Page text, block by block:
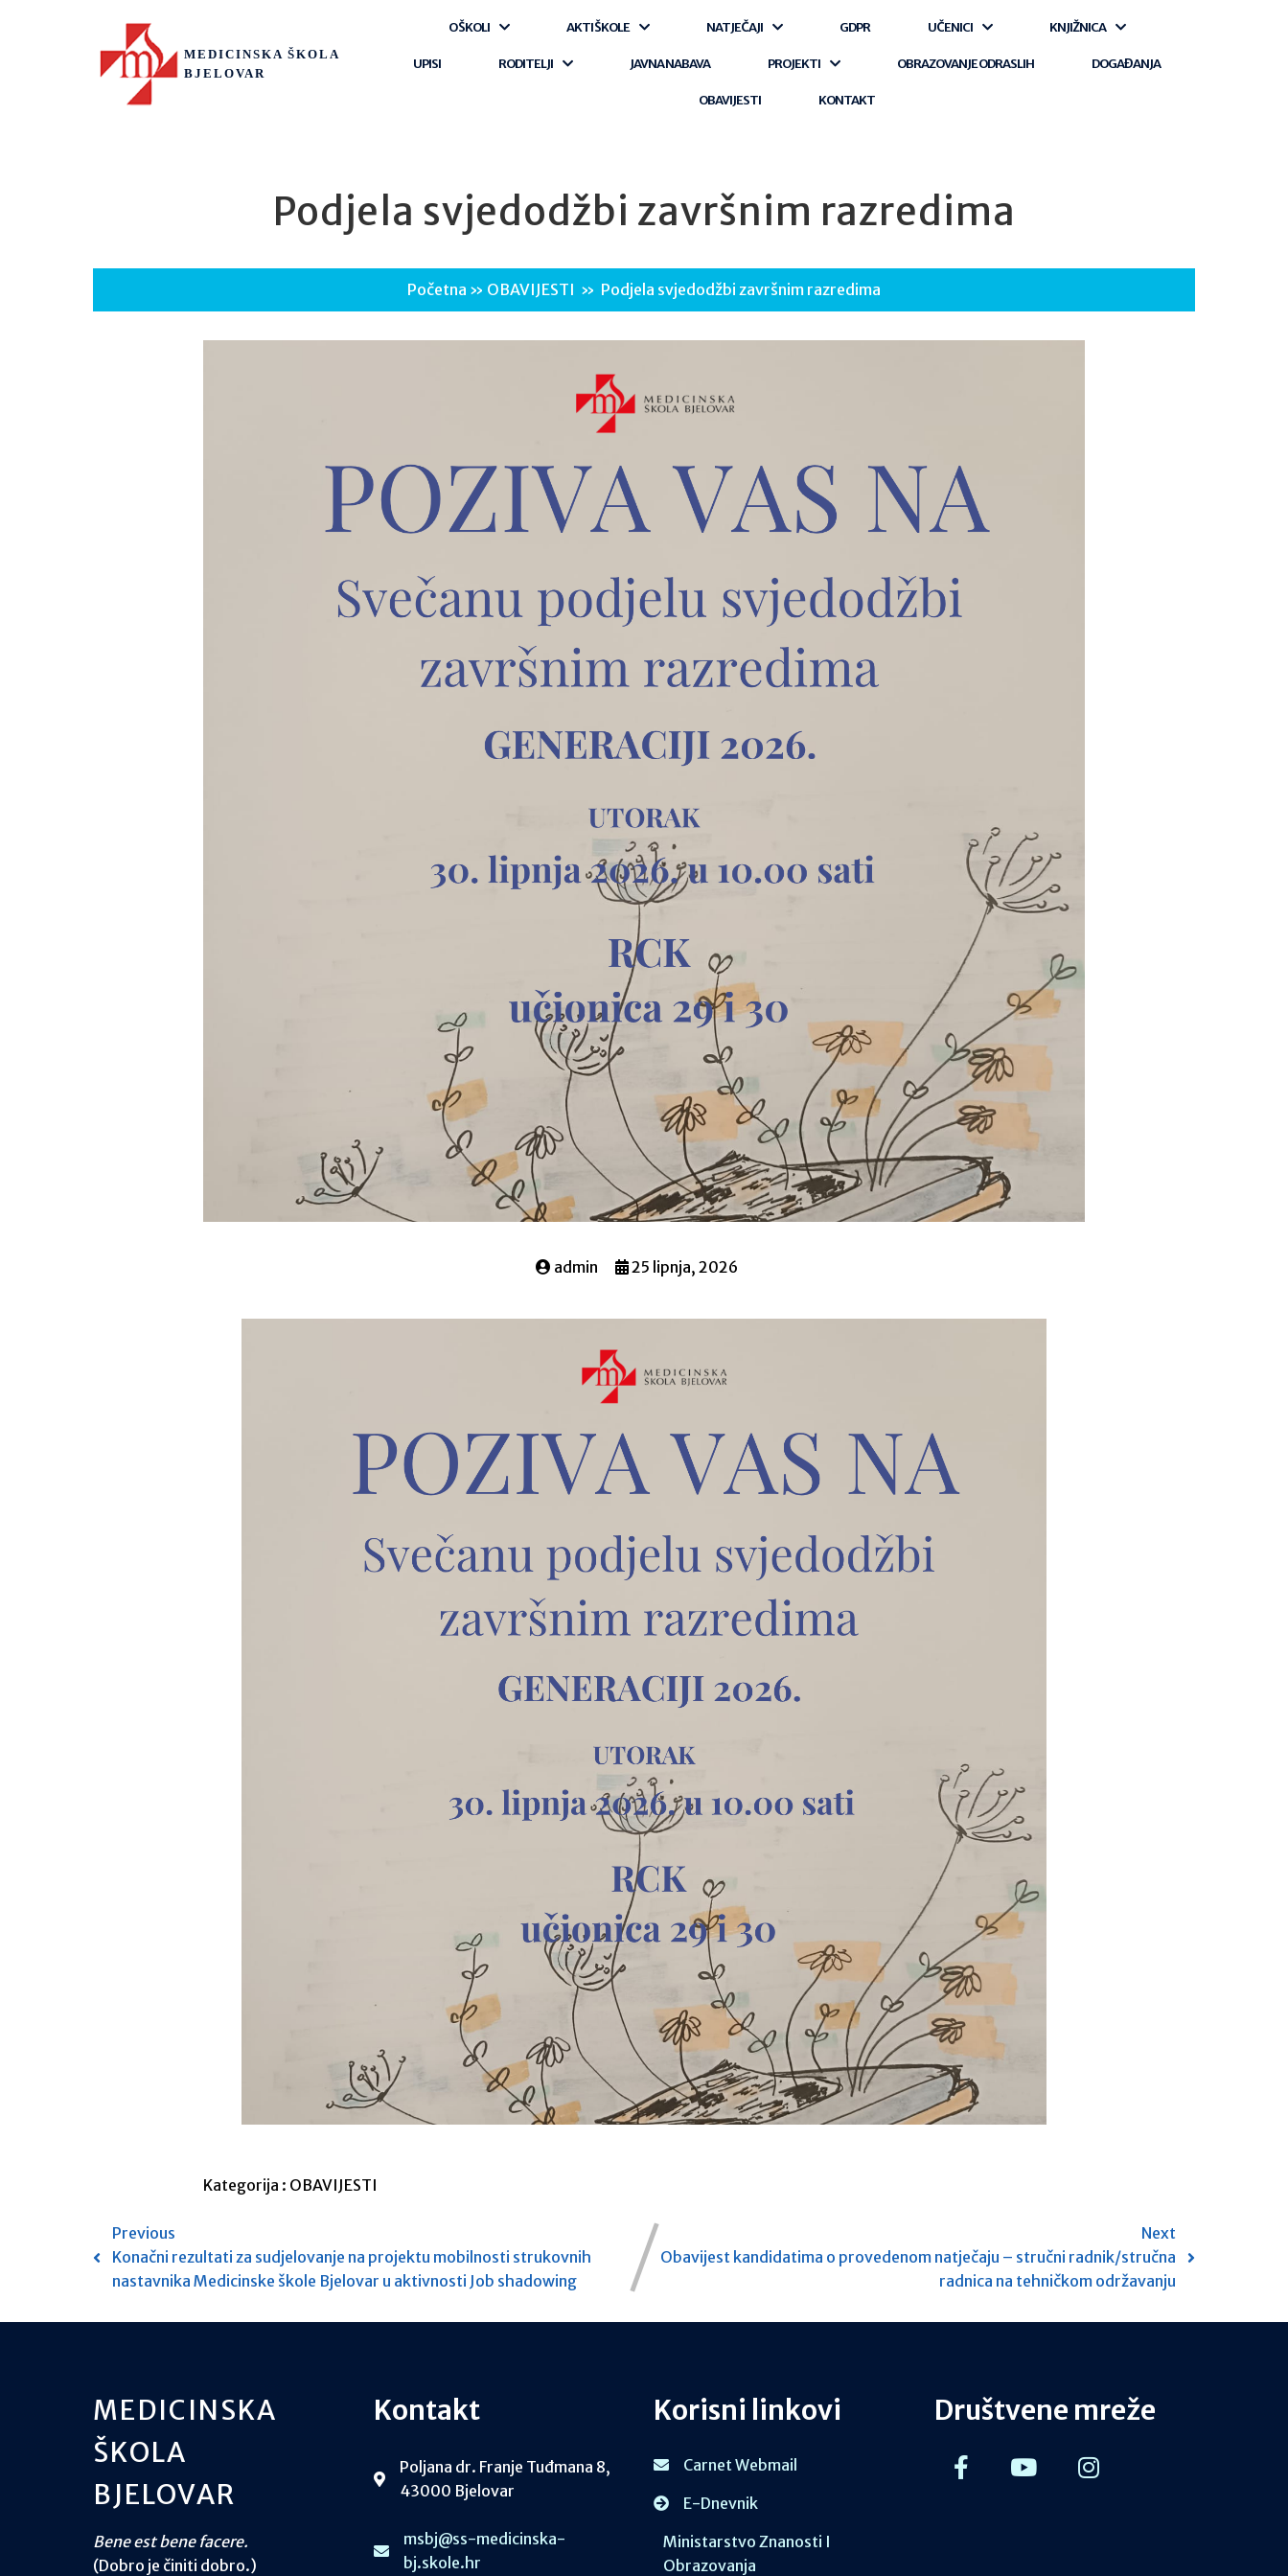
MEDICINSKA ŠKOLA
BJELOVAR
O ŠKOLI AKTI ŠKOLE NATJEČAJI GDPR UČENICI KNJIŽNICA
UPISI RODITELJI JAVNA NABAVA PROJEKTI OBRAZOVANJE ODRASLIH DOGAĐANJA
OBAVIJESTI KONTAKT
Podjela svjedodžbi završnim razredima
Početna » OBAVIJESTI » Podjela svjedodžbi završnim razredima
admin 25 lipnja, 2026
Kategorija : OBAVIJESTI
Previous
Konačni rezultati za sudjelovanje na projektu mobilnosti strukovnih
nastavnika Medicinske škole Bjelovar u aktivnosti Job shadowing
Next
Obavijest kandidatima o provedenom natječaju – stručni radnik/stručna
radnica na tehničkom održavanju
MEDICINSKA
ŠKOLA
BJELOVAR
Bene est bene facere.
(Dobro je činiti dobro.)
Kontakt
Poljana dr. Franje Tuđmana 8,
43000 Bjelovar
msbj@ss-medicinska-
bj.skole.hr
Korisni linkovi
Carnet Webmail
E-Dnevnik
Ministarstvo Znanosti I
Obrazovanja
Društvene mreže